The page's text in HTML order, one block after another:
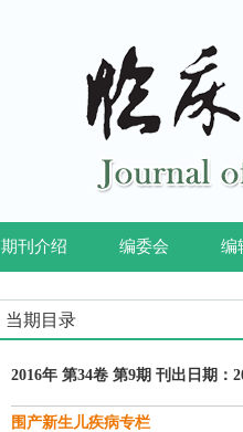
期刊介绍 编委会 编
当期目录
2016年 第34卷 第9期 刊出日期：
围产新生儿疾病专栏